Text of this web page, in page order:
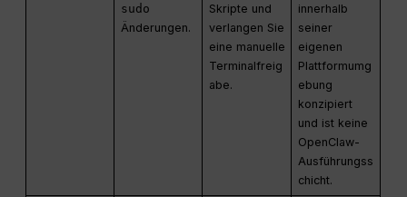
sudo
Änderungen.
Skripte und
verlangen Sie
eine manuelle
Terminalfreig
abe.
innerhalb
seiner
eigenen
Plattformumg
ebung
konzipiert
und ist keine
OpenClaw-
Ausführungss
chicht.